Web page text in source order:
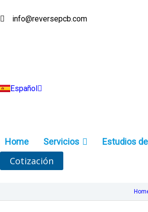
al
info@reversepcb.com
Español
English
Indonesia
Home Servicios Estudios
Cotización